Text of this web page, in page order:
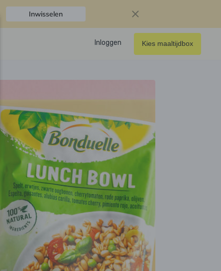
Inwisselen
Inloggen Kies maaltijdbox